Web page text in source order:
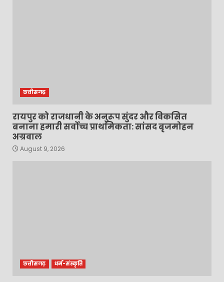
छत्तीसगढ़
रायपुर को राजधानी के अनुरूप सुंदर और विकसित
बनाना हमारी सर्वोच्च प्राथमिकता: सांसद बृजमोहन
अग्रवाल
August 9, 2026
छत्तीसगढ़ धर्म-संस्कृति